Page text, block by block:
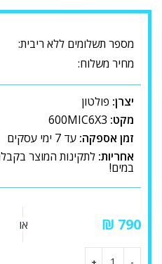
מספר תשלומים ללא ריבית:
מחיר משלוח:
יצרן: פולטון
מקט: 600MIC6X3
זמן אספקה: עד 7 ימי עסקים
אחריות: לתקינות המוצר
במים!
₪ או